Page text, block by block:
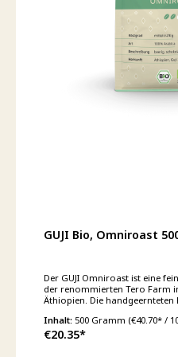
GUJI Bio, Omniroast
Der GUJI Omniroast ist eine
der renommierten Tero Farm
Äthiopien. Die
ein ausgewogenes
fruchtigen Noten sowie einer
Inhalt: 500 Gramm (€40.70* /
€20.35*